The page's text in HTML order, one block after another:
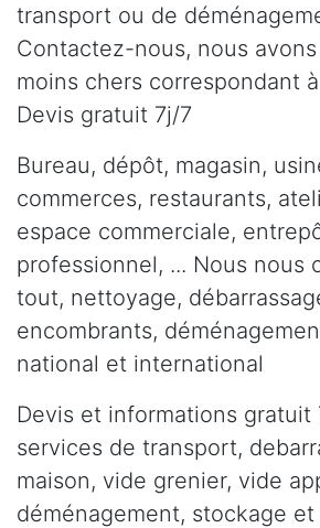
transport ou de
Contactez-nous, nous
moins chers correspondant
Devis gratuit 7j/7
Bureau, dépôt, magasin,
commerces, restaurants,
espace commerciale,
professionnel, ... Nous nous
tout, nettoyage,
encombrants,
national et international
Devis et informations gratuit
services de transport,
maison, vide grenier, vide
déménagement, stockage